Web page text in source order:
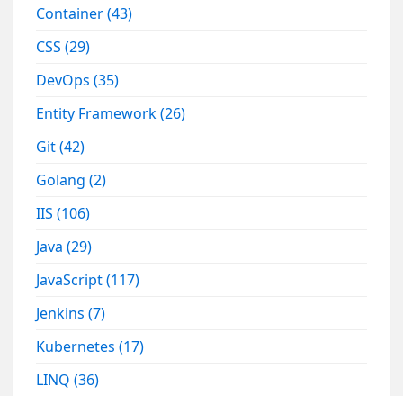
Container(43)
CSS(29)
DevOps(35)
Entity Framework(26)
Git(42)
Golang(2)
IIS(106)
Java(29)
JavaScript(117)
Jenkins(7)
Kubernetes(17)
LINQ(36)